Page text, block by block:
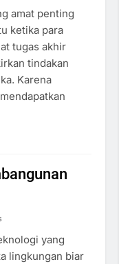
amat penting
ketika para
tugas akhir
tindakan
Karena
yang
lingkungan biar